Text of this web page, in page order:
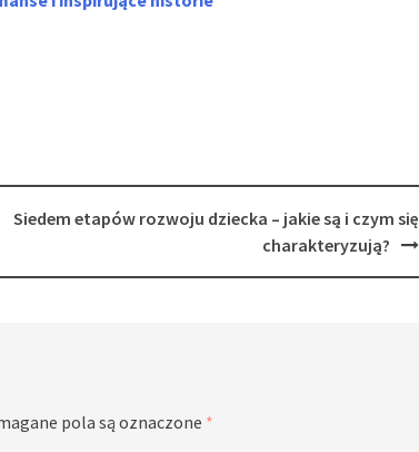
Siedem etapów rozwoju dziecka – jakie są i czym się
charakteryzują?
pola są oznaczone *